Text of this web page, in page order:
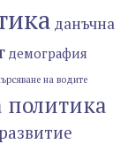
данъчна
демография
на водите